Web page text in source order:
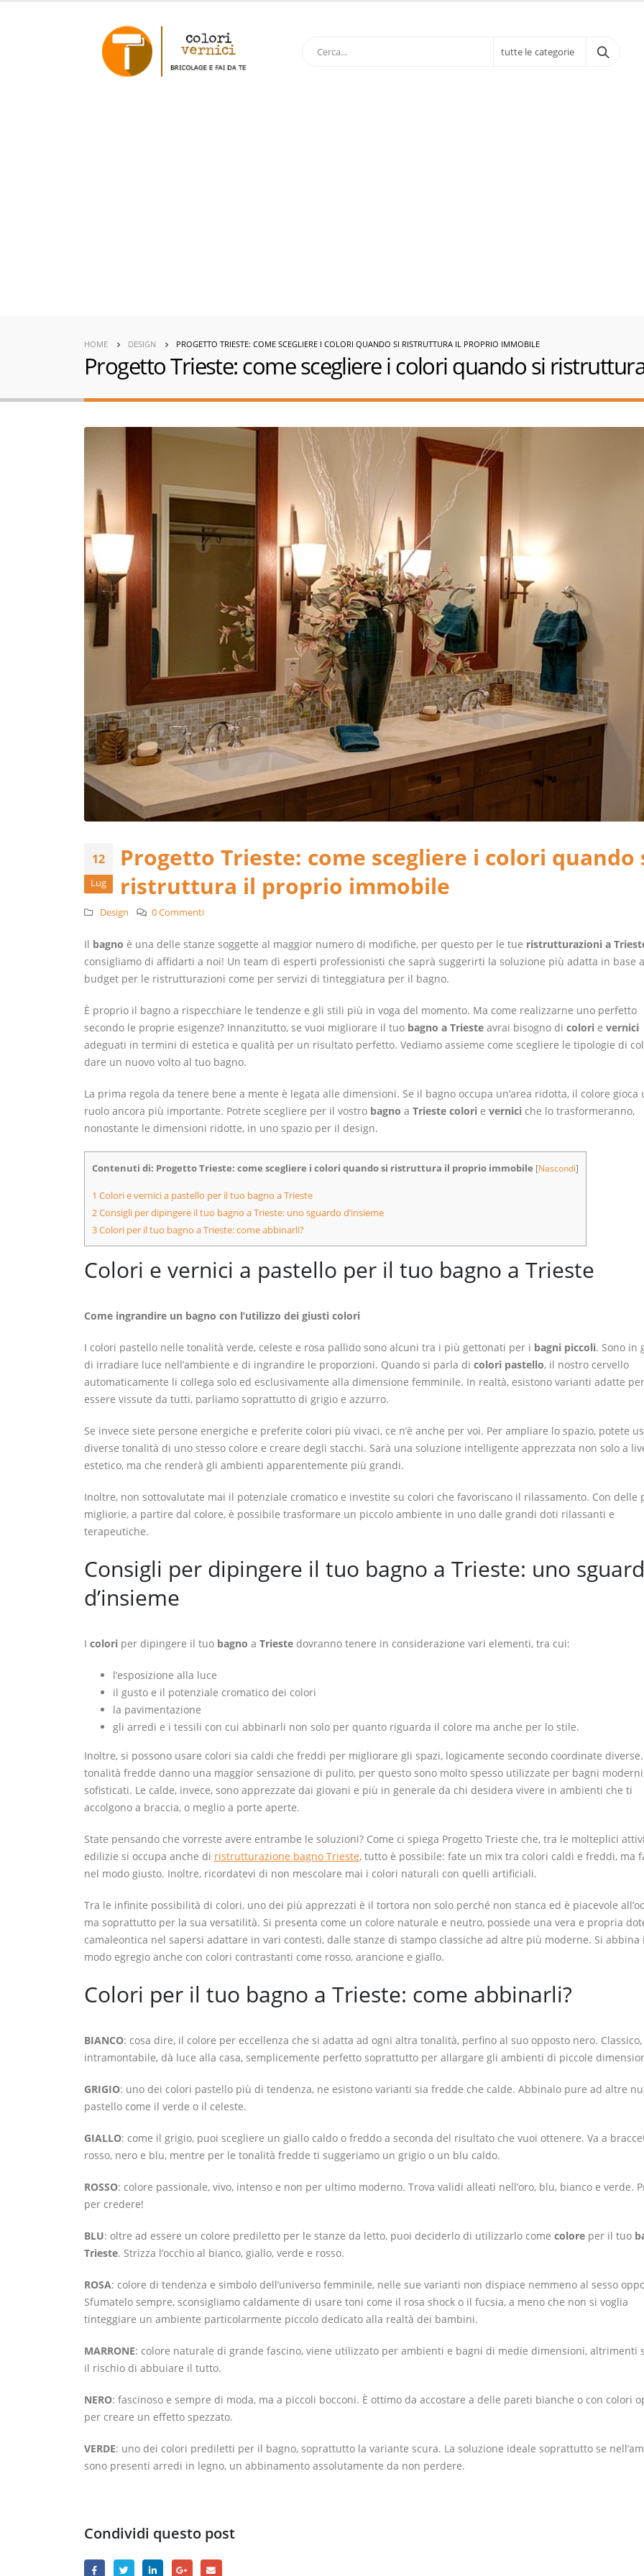
tutte le categorie
HOME DESIGN PROGETTO TRIESTE: COME SCEGLIERE I COLORI QUANDO SI RISTRUTTURA IL PROPRIO IMMOBILE
Progetto Trieste: come scegliere i colori quando si
12
Lug
Progetto Trieste: come scegliere i colori quando
ristruttura il proprio immobile
Design 0 Commenti
Il bagno è una delle stanze soggette al maggior numero di modifiche, per questo per le tue ristrutturazioni a
consigliamo di affidarti a noi! Un team di esperti professionisti che saprà suggerirti la soluzione più adatta in base
budget per le ristrutturazioni come per servizi di tinteggiatura per il bagno.
È proprio il bagno a rispecchiare le tendenze e gli stili più in voga del momento. Ma come realizzarne uno perfetto
secondo le proprie esigenze? Innanzitutto, se vuoi migliorare il tuo bagno a Trieste avrai bisogno di colori e vernici
adeguati in termini di estetica e qualità per un risultato perfetto. Vediamo assieme come scegliere le tipologie di
dare un nuovo volto al tuo bagno.
La prima regola da tenere bene a mente è legata alle dimensioni. Se il bagno occupa un’area ridotta, il colore gioca
ruolo ancora più importante. Potrete scegliere per il vostro bagno a Trieste colori e vernici che lo trasformeranno,
nonostante le dimensioni ridotte, in uno spazio per il design.
Contenuti di: Progetto Trieste: come scegliere i colori quando si ristruttura il proprio immobile [Nascondi]
1 Colori e vernici a pastello per il tuo bagno a Trieste
2Consigli per dipingere il tuo bagno a Trieste: uno sguardo d’insieme
3Colori per il tuo bagno a Trieste: come abbinarli?
Colori e vernici a pastello per il tuo bagno a Trieste
Come ingrandire un bagno con l’utilizzo dei giusti colori
I colori pastello nelle tonalità verde, celeste e rosa pallido sono alcuni tra i più gettonati per i bagni piccoli. Sono in
di irradiare luce nell’ambiente e di ingrandire le proporzioni. Quando si parla di colori pastello, il nostro cervello
automaticamente li collega solo ed esclusivamente alla dimensione femminile. In realtà, esistono varianti adatte per
essere vissute da tutti, parliamo soprattutto di grigio e azzurro.
Se invece siete persone energiche e preferite colori più vivaci, ce n’è anche per voi. Per ampliare lo spazio, potete
diverse tonalità di uno stesso colore e creare degli stacchi. Sarà una soluzione intelligente apprezzata non solo a
estetico, ma che renderà gli ambienti apparentemente più grandi.
Inoltre, non sottovalutate mai il potenziale cromatico e investite su colori che favoriscano il rilassamento. Con delle
migliorie, a partire dal colore, è possibile trasformare un piccolo ambiente in uno dalle grandi doti rilassanti e
terapeutiche.
Consigli per dipingere il tuo bagno a Trieste: uno
d’insieme
I colori per dipingere il tuo bagno a Trieste dovranno tenere in considerazione vari elementi, tra cui:
l’esposizione alla luce
il gusto e il potenziale cromatico dei colori
la pavimentazione
gli arredi e i tessili con cui abbinarli non solo per quanto riguarda il colore ma anche per lo stile.
Inoltre, si possono usare colori sia caldi che freddi per migliorare gli spazi, logicamente secondo coordinate diverse.
tonalità fredde danno una maggior sensazione di pulito, per questo sono molto spesso utilizzate per bagni
sofisticati. Le calde, invece, sono apprezzate dai giovani e più in generale da chi desidera vivere in ambienti che ti
accolgono a braccia, o meglio a porte aperte.
State pensando che vorreste avere entrambe le soluzioni? Come ci spiega Progetto Trieste che, tra le molteplici
edilizie si occupa anche di ristrutturazione bagno Trieste, tutto è possibile: fate un mix tra colori caldi e freddi, ma
nel modo giusto. Inoltre, ricordatevi di non mescolare mai i colori naturali con quelli artificiali.
Tra le infinite possibilità di colori, uno dei più apprezzati è il tortora non solo perché non stanca ed è piacevole
ma soprattutto per la sua versatilità. Si presenta come un colore naturale e neutro, possiede una vera e propria
camaleontica nel sapersi adattare in vari contesti, dalle stanze di stampo classiche ad altre più moderne. Si abbina
modo egregio anche con colori contrastanti come rosso, arancione e giallo.
Colori per il tuo bagno a Trieste: come abbinarli?
BIANCO: cosa dire, il colore per eccellenza che si adatta ad ogni altra tonalità, perfino al suo opposto nero. Classico,
intramontabile, dà luce alla casa, semplicemente perfetto soprattutto per allargare gli ambienti di piccole
GRIGIO: uno dei colori pastello più di tendenza, ne esistono varianti sia fredde che calde. Abbinalo pure ad altre
pastello come il verde o il celeste.
GIALLO: come il grigio, puoi scegliere un giallo caldo o freddo a seconda del risultato che vuoi ottenere. Va a
rosso, nero e blu, mentre per le tonalità fredde ti suggeriamo un grigio o un blu caldo.
ROSSO: colore passionale, vivo, intenso e non per ultimo moderno. Trova validi alleati nell’oro, blu, bianco e verde.
per credere!
BLU: oltre ad essere un colore prediletto per le stanze da letto, puoi deciderlo di utilizzarlo come colore per il tuo
Trieste. Strizza l’occhio al bianco, giallo, verde e rosso.
ROSA: colore di tendenza e simbolo dell’universo femminile, nelle sue varianti non dispiace nemmeno al sesso
Sfumatelo sempre, sconsigliamo caldamente di usare toni come il rosa shock o il fucsia, a meno che non si voglia
tinteggiare un ambiente particolarmente piccolo dedicato alla realtà dei bambini.
MARRONE: colore naturale di grande fascino, viene utilizzato per ambienti e bagni di medie dimensioni, altrimenti
il rischio di abbuiare il tutto.
NERO: fascinoso e sempre di moda, ma a piccoli bocconi. È ottimo da accostare a delle pareti bianche o con colori
per creare un effetto spezzato.
VERDE: uno dei colori prediletti per il bagno, soprattutto la variante scura. La soluzione ideale soprattutto se
sono presenti arredi in legno, un abbinamento assolutamente da non perdere.
Condividi questo post